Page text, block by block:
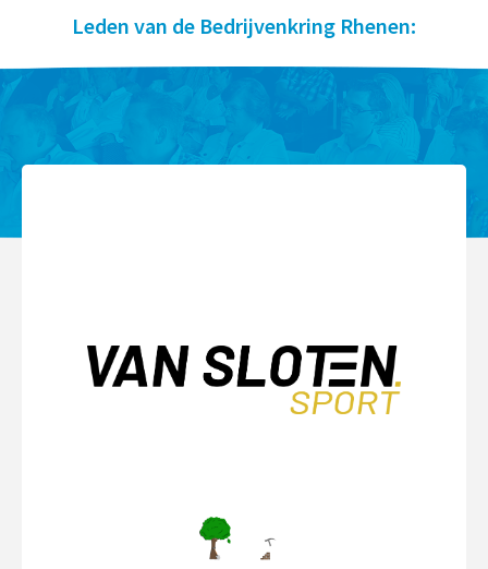
Leden van de Bedrijvenkring Rhenen: